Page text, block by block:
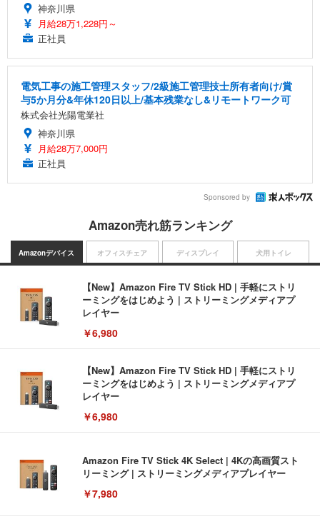
神奈川県
月給28万1,228円～
正社員
電気工事の施工管理スタッフ/2級施工管理技士所有者向け/賞
与5か月分&年休120日以上/基本残業なし&リモートワーク可
株式会社光陽電業社
神奈川県
月給28万7,000円
正社員
Sponsored by
Amazon売れ筋ランキング
Amazonデバイス
【New】Amazon Fire TV Stick HD | 手軽にストリ
ーミングをはじめよう | ストリーミングメディアプ
レイヤー
￥6,980
【New】Amazon Fire TV Stick HD | 手軽にストリ
ーミングをはじめよう | ストリーミングメディアプ
レイヤー
￥6,980
Amazon Fire TV Stick 4K Select | 4Kの高画質スト
リーミング | ストリーミングメディアプレイヤー
￥7,980
オフィスチェア ディスプレイ 犬用トイレ